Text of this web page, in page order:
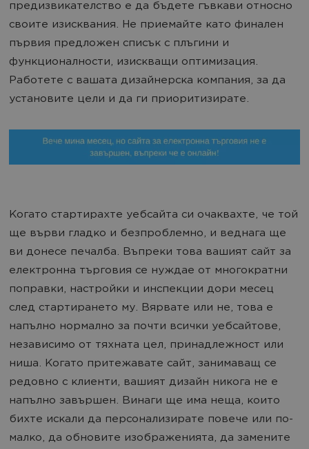
предизвикателство е да бъдете гъвкави относно
своите изисквания. Не приемайте като финален
първия предложен списък с плъгини и
функционалности, изискващи оптимизация.
Работете с вашата дизайнерска компания, за да
установите цели и да ги приоритизирате.
Когато стартирахте уебсайта си очаквахте, че той
ще върви гладко и безпроблемно, и веднага ще
ви донесе печалба. Въпреки това вашият сайт за
електронна търговия се нуждае от многократни
поправки, настройки и инспекции дори месец
след стартирането му. Вярвате или не, това е
напълно нормално за почти всички уебсайтове,
независимо от тяхната цел, принадлежност или
ниша. Когато притежавате сайт, занимаващ се
редовно с клиенти, вашият дизайн никога не е
напълно завършен. Винаги ще има неща, които
бихте искали да персонализирате повече или по-
малко, да обновите изображенията, да замените